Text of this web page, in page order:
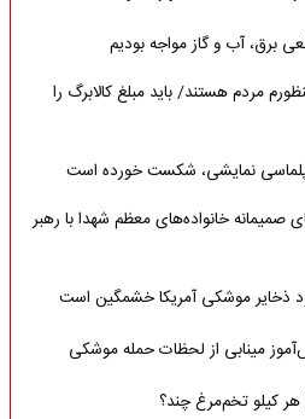
برق، آب و گاز مواجه بودیم
مردم هستند/ باید مبلغ کالابرگ را
نمایشی، شکست خورده است
صمیمانه خانواده‌های معظم شهدا با رهبر
ذخایر موشکی آمریکا خشمگین است
مینابی از لحظات حمله موشکی
کیلو تخم‌مرغ چند؟